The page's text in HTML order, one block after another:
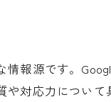
細かな配慮
報源です。
対応力について